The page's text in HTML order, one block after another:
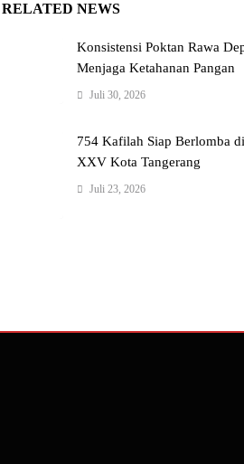
RELATED NEWS
Konsistensi Poktan Rawa
Menjaga Ketahanan Pangan
Juli 30, 2026
754 Kafilah Siap Berlomba
XXV Kota Tangerang
Juli 23, 2026